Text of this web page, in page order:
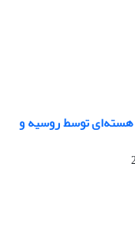
توسط روسیه و